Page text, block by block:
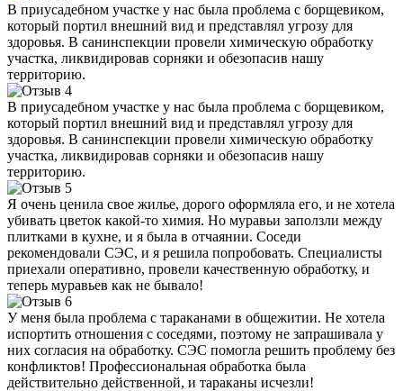
В приусадебном участке у нас была проблема с борщевиком,
который портил внешний вид и представлял угрозу для
здоровья. В санинспекции провели химическую обработку
участка, ликвидировав сорняки и обезопасив нашу
территорию.
В приусадебном участке у нас была проблема с борщевиком,
который портил внешний вид и представлял угрозу для
здоровья. В санинспекции провели химическую обработку
участка, ликвидировав сорняки и обезопасив нашу
территорию.
Я очень ценила свое жилье, дорого оформляла его, и не хотела
убивать цветок какой-то химия. Но муравьи заползли между
плитками в кухне, и я была в отчаянии. Соседи
рекомендовали СЭС, и я решила попробовать. Специалисты
приехали оперативно, провели качественную обработку, и
теперь муравьев как не бывало!
У меня была проблема с тараканами в общежитии. Не хотела
испортить отношения с соседями, поэтому не запрашивала у
них согласия на обработку. СЭС помогла решить проблему без
конфликтов! Профессиональная обработка была
действительно действенной, и тараканы исчезли!